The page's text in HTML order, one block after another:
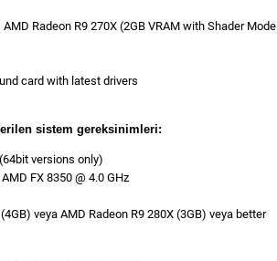
Radeon R9 270X (2GB VRAM with Shader
card with latest drivers
sistem gereksinimleri:
versions only)
FX 8350 @ 4.0 GHz
veya AMD Radeon R9 280X (3GB) veya better